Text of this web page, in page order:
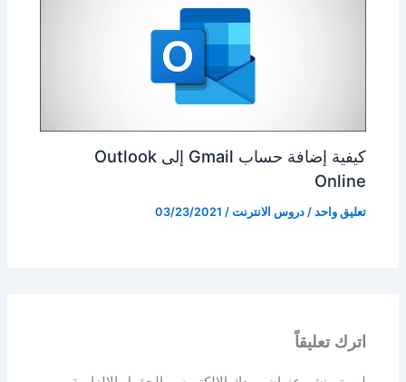
كيفية إضافة حساب Gmail إلى Outlook
Online
تعليق واحد /دروس الانترنت /
03/23/2021
اترك تعليقاً